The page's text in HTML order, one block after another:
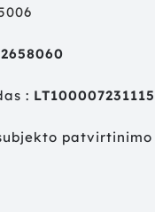
: LT100007231115
patvirtinimo